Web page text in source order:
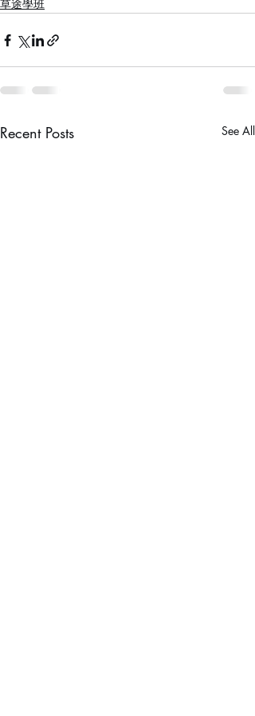
草途學班
Recent Posts See All